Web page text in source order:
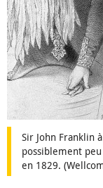
Sir John Franklin
possiblement
en 1829.